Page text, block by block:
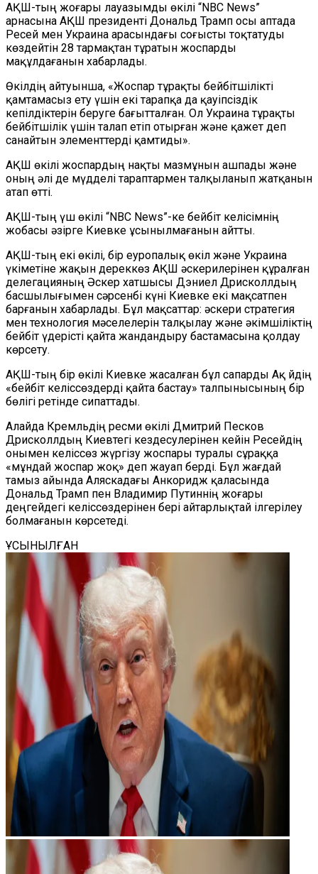
АҚШ-тың жоғары лауазымды өкілі “NBC News”
арнасына АҚШ президенті Дональд Трамп осы аптада
Ресей мен Украина арасындағы соғысты тоқтатуды
көздейтін 28 тармақтан тұратын жоспарды
мақұлдағанын хабарлады.
Өкілдің айтуынша, «Жоспар тұрақты бейбітшілікті
қамтамасыз ету үшін екі тарапқа да қауіпсіздік
кепілдіктерін беруге бағытталған. Ол Украина тұрақты
бейбітшілік үшін талап етіп отырған және қажет деп
санайтын элементтерді қамтиды».
АҚШ өкілі жоспардың нақты мазмұнын ашпады және
оның әлі де мүдделі тараптармен талқыланып жатқанын
атап өтті.
АҚШ-тың үш өкілі “NBC News”-ке бейбіт келісімнің
жобасы әзірге Киевке ұсынылмағанын айтты.
АҚШ-тың екі өкілі, бір еуропалық өкіл және Украина
үкіметіне жақын дереккөз АҚШ әскерилерінен құралған
делегацияның Әскер хатшысы Дэниел Дрисколлдың
басшылығымен сәрсенбі күні Киевке екі мақсатпен
барғанын хабарлады. Бұл мақсаттар: әскери стратегия
мен технология мәселелерін талқылау және әкімшіліктің
бейбіт үдерісті қайта жандандыру бастамасына қолдау
көрсету.
АҚШ-тың бір өкілі Киевке жасалған бұл сапарды Ақ Үйдің
«бейбіт келіссөздерді қайта бастау» талпынысының бір
бөлігі ретінде сипаттады.
Алайда Кремльдің ресми өкілі Дмитрий Песков
Дрисколлдың Киевтегі кездесулерінен кейін Ресейдің
онымен келіссөз жүргізу жоспары туралы сұраққа
«мұндай жоспар жоқ» деп жауап берді. Бұл жағдай
тамыз айында Аляскадағы Анкоридж қаласында
Дональд Трамп пен Владимир Путиннің жоғары
деңгейдегі келіссөздерінен бері айтарлықтай ілгерілеу
болмағанын көрсетеді.
ҰСЫНЫЛҒАН